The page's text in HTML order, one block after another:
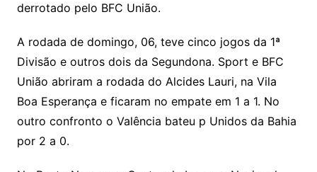
derrotado pelo BFC União.
A rodada de domingo, 06, teve cinco jogos da 1ª
Divisão e outros dois da Segundona. Sport e BFC
União abriram a rodada do Alcides Lauri, na Vila
Boa Esperança e ficaram no empate em 1 a 1. No
outro confronto o Valência bateu p Unidos da Bahia
por 2 a 0.